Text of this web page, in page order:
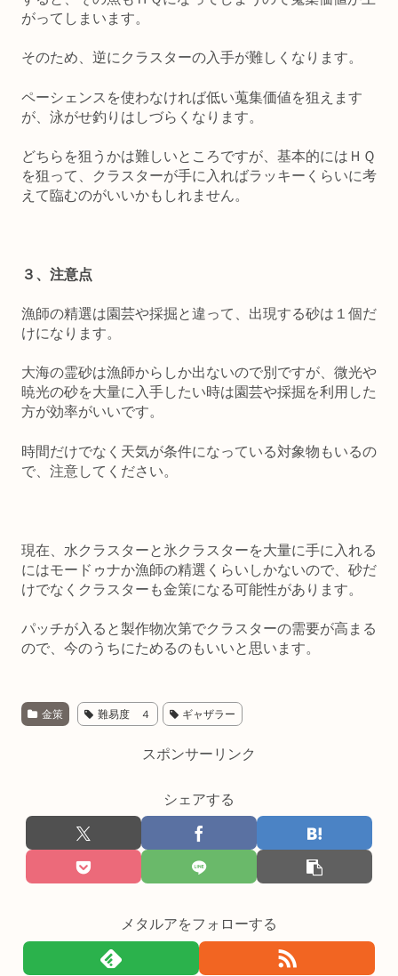
がってしまいます。
そのため、逆にクラスターの入手が難しくなります。
ペーシェンスを使わなければ低い蒐集価値を狙えます
が、泳がせ釣りはしづらくなります。
どちらを狙うかは難しいところですが、基本的にはＨＱ
を狙って、クラスターが手に入ればラッキーくらいに考
えて臨むのがいいかもしれません。
３、注意点
漁師の精選は園芸や採掘と違って、出現する砂は１個だ
けになります。
大海の霊砂は漁師からしか出ないので別ですが、微光や
暁光の砂を大量に入手したい時は園芸や採掘を利用した
方が効率がいいです。
時間だけでなく天気が条件になっている対象物もいるの
で、注意してください。
現在、水クラスターと氷クラスターを大量に手に入れる
にはモードゥナか漁師の精選くらいしかないので、砂だ
けでなくクラスターも金策になる可能性があります。
パッチが入ると製作物次第でクラスターの需要が高まる
ので、今のうちにためるのもいいと思います。
金策 難易度 ４ ギャザラー
スポンサーリンク
シェアする
メタルアをフォローする